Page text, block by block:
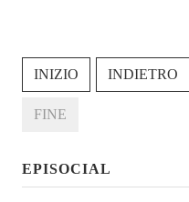
INIZIO INDIETRO
FINE
EPISOCIAL